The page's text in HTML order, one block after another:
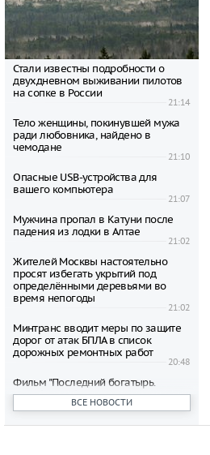
Стали известны подробности о
двухдневном выживании пилотов
на сопке в России
21:14
Тело женщины, покинувшей мужа
ради любовника, найдено в
чемодане
21:10
Опасные USB-устройства для
вашего компьютера
21:07
Мужчина пропал в Катуни после
падения из лодки в Алтае
21:02
Жителей Москвы настоятельно
просят избегать укрытий под
определёнными деревьями во
время непогоды
21:02
Минтранс вводит меры по защите
дорог от атак БПЛА в список
дорожных ремонтных работ
20:48
Фильм "Последний богатырь.
Колобок" собрал почти 45
миллионов рублей в день
20:42
ВСЕ НОВОСТИ